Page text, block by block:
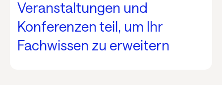
Veranstaltungen und
Konferenzen teil, um Ihr
Fachwissen zu erweitern